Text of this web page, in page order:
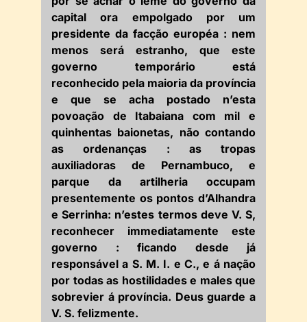
capital ora empolgado por um
presidente da facção européa : nem
menos será estranho, que este
governo temporário está
reconhecido pela maioria da província
e que se acha postado n’esta
povoação de Itabaiana com mil e
quinhentas baionetas, não contando
as ordenanças : as tropas
auxiliadoras de Pernambuco, e
parque da artilheria occupam
presentemente os pontos d’Alhandra
e Serrinha: n’estes termos deve V. S,
reconhecer immediatamente este
governo : ficando desde já
responsável a S. M. I. e C., e á nação
por todas as hostilidades e males que
sobrevier á província. Deus guarde a
V. S. felizmente.